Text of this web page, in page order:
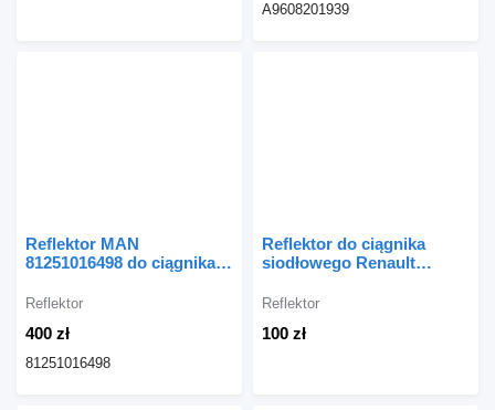
A9608201939
Reflektor MAN
81251016498 do ciągnika
400 zł
Reflektor
81251016498
Reflektor do ciągnika
siodłowego Renault
100 zł
Reflektor